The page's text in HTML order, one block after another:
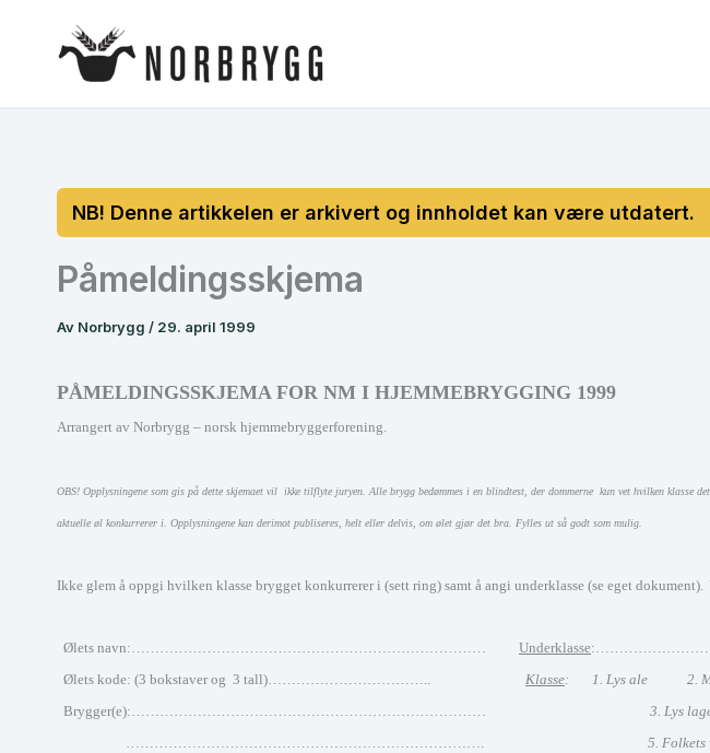
Påmeldingsskjema
Av Norbrygg / 29. april 1999
PÅMELDINGSSKJEMA FOR NM I HJEMMEBRYGGING 1999
Arrangert av Norbrygg – norsk hjemmebryggerforening.
OBS! Opplysningene som gis på dette skjemaet vil ikke tilflyte juryen. Alle brygg bedømmes i en blindtest, der dommerne kun vet hvilken klasse det
aktuelle øl konkurrerer i. Opplysningene kan derimot publiseres, helt eller delvis, om ølet gjør det bra. Fylles ut så godt som mulig.
Ikke glem å oppgi hvilken klasse brygget konkurrerer i (sett ring) samt å angi underklasse (se eget dokument).
Ølets navn:………………………………………………………………… Underklasse
Ølets kode: (3 bokstaver og 3 tall)…………………………….. Klasse: 1. Lys ale 2.
Brygger(e):…………………………………………………………………
3. Lys
…………………………………………………………………. 5. Folkets